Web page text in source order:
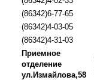
(86342)6-77-65
(86342)4-03-05
(86342)4-31-03
Приемное
отделение
ул.Измайлова,58